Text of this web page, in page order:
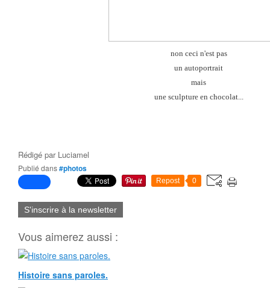
non ceci n'est pas
un autoportrait
mais
une sculpture en chocolat...
Rédigé par Luciamel
Publié dans#photos
Repost 0
S'inscrire à la newsletter
Vous aimerez aussi :
Histoire sans paroles.